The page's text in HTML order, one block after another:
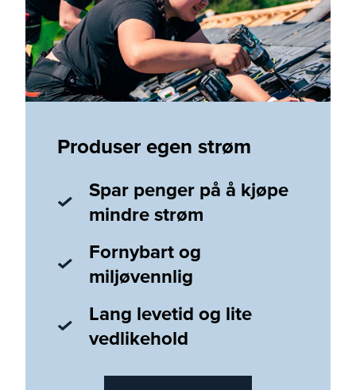
Produser egen strøm
Spar penger på å kjøpe
mindre strøm
Fornybart og
miljøvennlig
Lang levetid og lite
vedlikehold